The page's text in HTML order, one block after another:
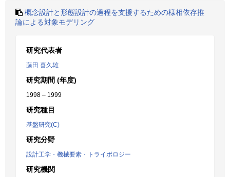
概念設計と形態設計の過程を支援するための様相依存推
論による対象モデリング
研究代表者
藤田 喜久雄
研究期間 (年度)
1998 – 1999
研究種目
基盤研究(C)
研究分野
設計工学・機械要素・トライボロジー
研究機関